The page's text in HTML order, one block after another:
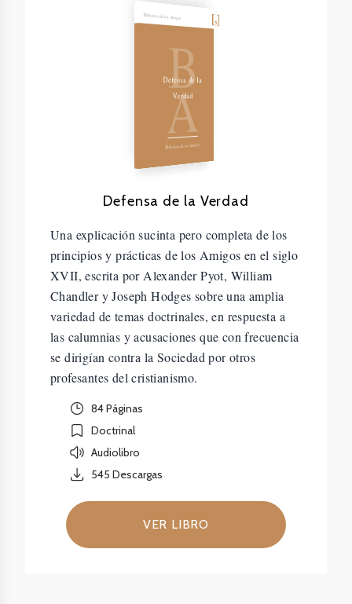
Biblioteca de los Amigos
B
A
Defensa de la
Verdad
Biblioteca de los Amigos
Defensa de la Verdad
Una explicación sucinta pero completa de los
principios y prácticas de los Amigos en el siglo
XVII, escrita por Alexander Pyot, William
Chandler y Joseph Hodges sobre una amplia
variedad de temas doctrinales, en respuesta a
las calumnias y acusaciones que con frecuencia
se dirigían contra la Sociedad por otros
profesantes del cristianismo.
84 Páginas
Doctrinal
Audiolibro
545 Descargas
VER LIBRO